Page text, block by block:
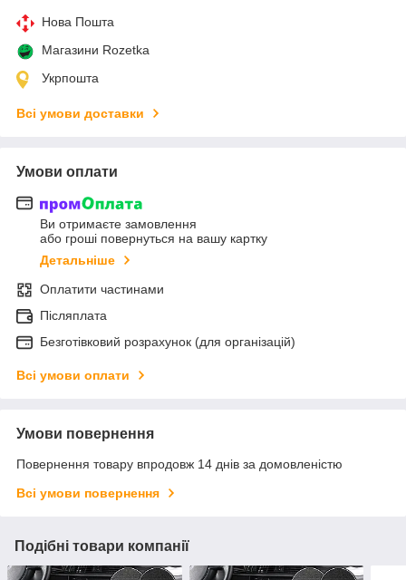
Нова Пошта
Магазини Rozetka
Укрпошта
Всі умови доставки
Умови оплати
Ви отримаєте замовлення
або гроші повернуться на вашу картку
Детальніше
Оплатити частинами
Післяплата
Безготівковий розрахунок (для організацій)
Всі умови оплати
Умови повернення
Повернення товару впродовж 14 днів за домовленістю
Всі умови повернення
Подібні товари компанії